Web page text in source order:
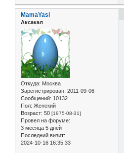
MamaYasi
Аксакал
Откуда: Москва
Зарегистрирован: 2011-09-06
Сообщений: 10132
Пол: Женский
Возраст: 50 [1975-08-31]
Провел на форуме:
3 месяца 5 дней
Последний визит:
2024-10-16 16:35:33